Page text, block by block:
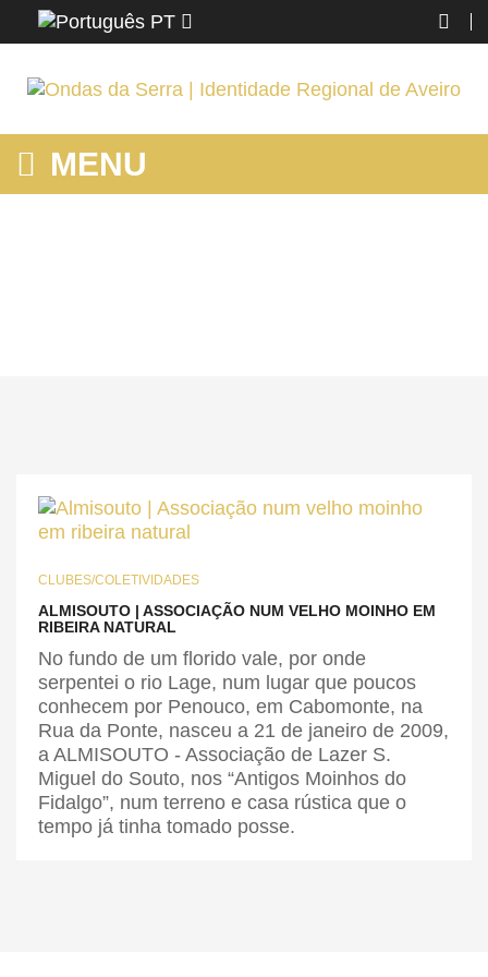
PT
MENU
CLUBES/COLETIVIDADES
ALMISOUTO | ASSOCIAÇÃO NUM VELHO MOINHO EM
RIBEIRA NATURAL
No fundo de um florido vale, por onde
serpentei o rio Lage, num lugar que poucos
conhecem por Penouco, em Cabomonte, na
Rua da Ponte, nasceu a 21 de janeiro de 2009,
a ALMISOUTO - Associação de Lazer S.
Miguel do Souto, nos “Antigos Moinhos do
Fidalgo”, num terreno e casa rústica que o
tempo já tinha tomado posse.